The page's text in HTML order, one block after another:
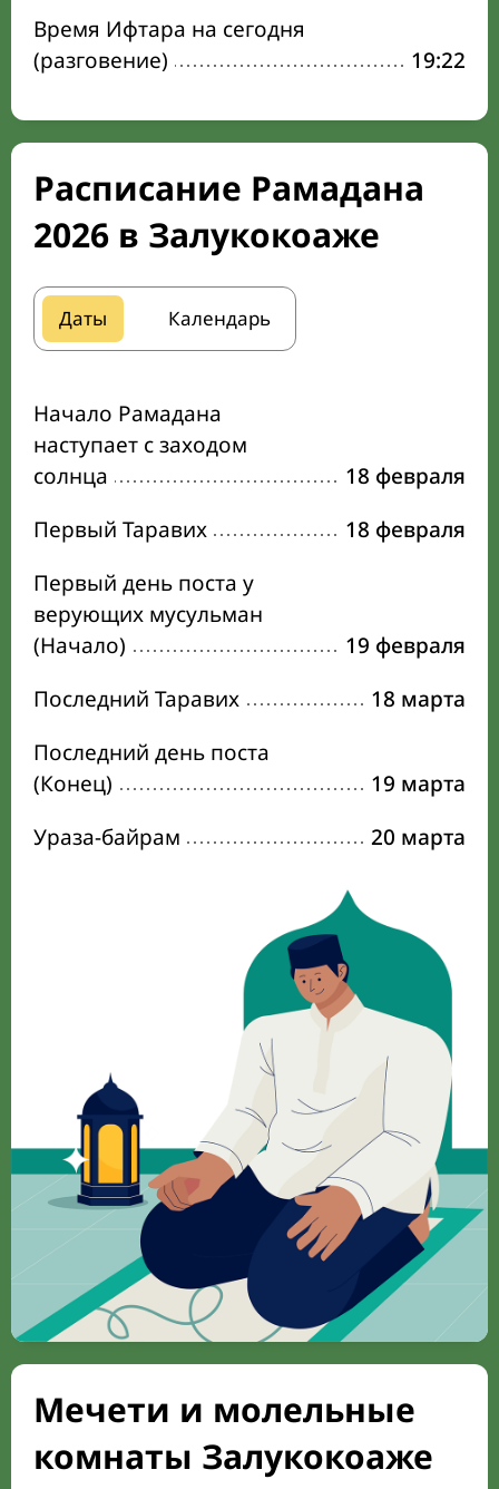
Время Ифтара на сегодня
(разговение)
19:22
Расписание Рамадана
2026 в Залукокоаже
Даты Календарь
Начало Рамадана
наступает с заходом
солнца
18 февраля
Первый Таравих
18 февраля
Первый день поста у
верующих мусульман
(Начало)
19 февраля
Последний Таравих
18 марта
Последний день поста
(Конец)
19 марта
Ураза-байрам
20 марта
Мечети и молельные
комнаты Залукокоаже